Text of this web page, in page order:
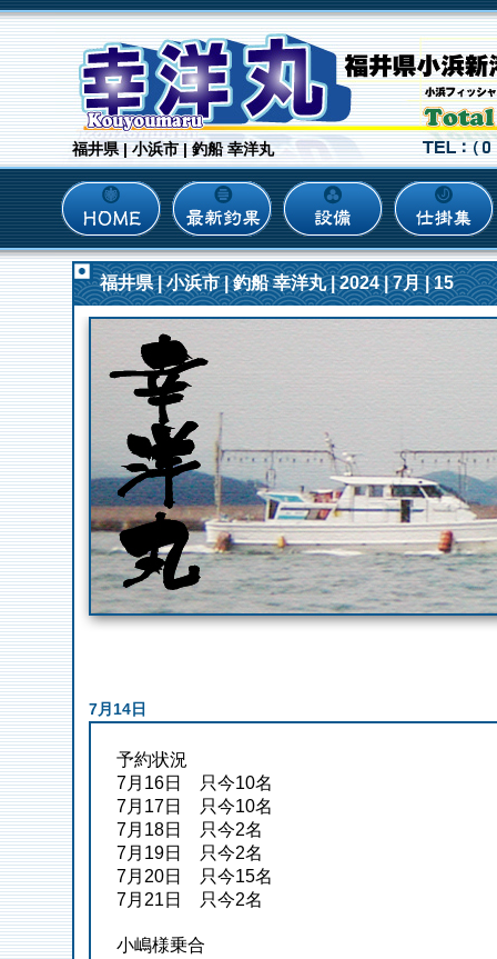
福井県 | 小浜市 | 釣船 幸洋丸
福井県 | 小浜市 | 釣船 幸洋丸 | 2024 | 7月 | 15
7月14日
予約状況
7月16日 只今10名
7月17日 只今10名
7月18日 只今2名
7月19日 只今2名
7月20日 只今15名
7月21日 只今2名
小嶋様乗合